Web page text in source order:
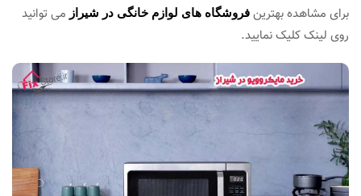
برای مشاهده بهترین فروشگاه های لوازم خانگی در شیراز می توانید
روی لینک کلیک نمایید.